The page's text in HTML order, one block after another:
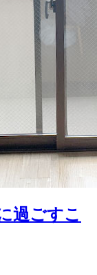
過ごすこ